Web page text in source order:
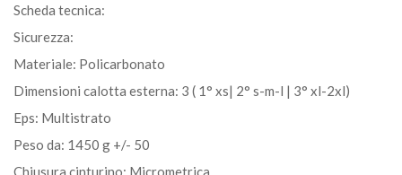
Scheda tecnica:
Sicurezza:
Materiale: Policarbonato
Dimensioni calotta esterna: 3 ( 1° xs| 2° s-m-l | 3° xl-2xl)
Eps: Multistrato
Peso da: 1450 g +/- 50
Chiusura cinturino: Micrometrica